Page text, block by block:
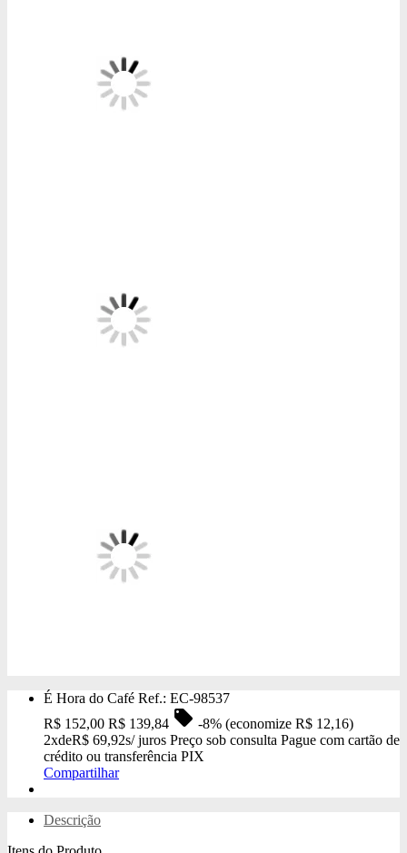
É Hora do Café Ref.: EC-98537
R$ 152,00 R$ 139,84 local_offer -8% (economize R$ 12,16)
2xdeR$ 69,92s/ juros Preço sob consulta Pague com cartão de
crédito ou transferência PIX
Compartilhar
Descrição